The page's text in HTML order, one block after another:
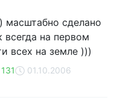
сделано
на первом
всех на земле )))
01.10.2006